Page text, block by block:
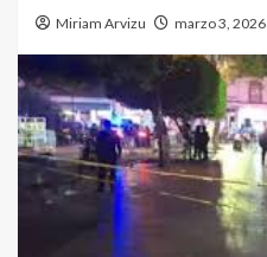
Miriam Arvizu marzo 3, 2026